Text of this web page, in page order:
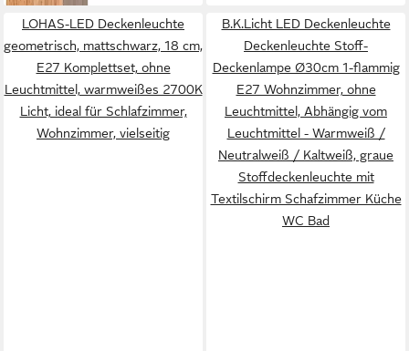
LOHAS-LED Deckenleuchte
geometrisch, mattschwarz, 18 cm,
E27 Komplettset, ohne
Leuchtmittel, warmweißes 2700K
Licht, ideal für Schlafzimmer,
Wohnzimmer, vielseitig
B.K.Licht LED Deckenleuchte
Deckenleuchte Stoff-
Deckenlampe Ø30cm 1-flammig
E27 Wohnzimmer, ohne
Leuchtmittel, Abhängig vom
Leuchtmittel - Warmweiß /
Neutralweiß / Kaltweiß, graue
Stoffdeckenleuchte mit
Textilschirm Schafzimmer Küche
WC Bad